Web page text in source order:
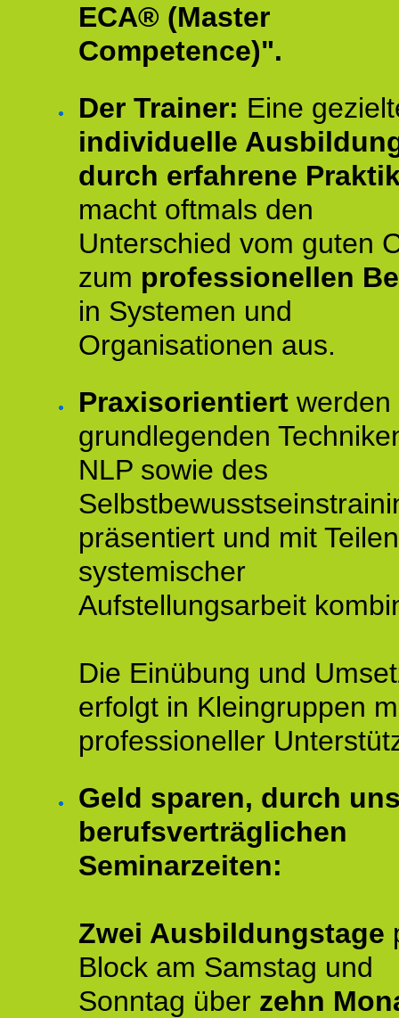
ECA® (Master
Competence)".
Der Trainer: Eine
individuelle
durch erfahrene
macht oftmals den
Unterschied vom guten
zum professionellen
in Systemen und
Organisationen aus.
Praxisorientiert werden
grundlegenden
NLP sowie des
präsentiert und mit Teilen
systemischer
Aufstellungsarbeit
Die Einübung und
erfolgt in Kleingruppen
professioneller
Geld sparen, durch
berufsverträglichen
Seminarzeiten:
Zwei Ausbildungstage
Block am Samstag und
Sonntag über zehn